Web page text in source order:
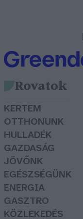
Rovatok
KERTEM
OTTHONUNK
HULLADÉK
GAZDASÁG
JÖVŐNK
EGÉSZSÉGÜNK
ENERGIA
GASZTRO
KÖZLEKEDÉS